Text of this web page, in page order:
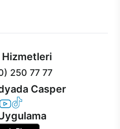
250 77 77
Casper
LinkedIn
YouTube
Casper TikTok